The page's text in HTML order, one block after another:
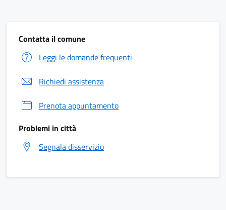
Contatta il comune
Leggi le domande frequenti
Richiedi assistenza
Prenota appuntamento
Problemi in città
Segnala disservizio